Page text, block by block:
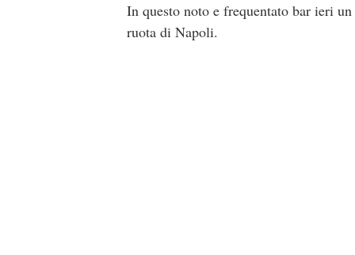
In questo noto e frequentato bar ieri
ruota di Napoli.